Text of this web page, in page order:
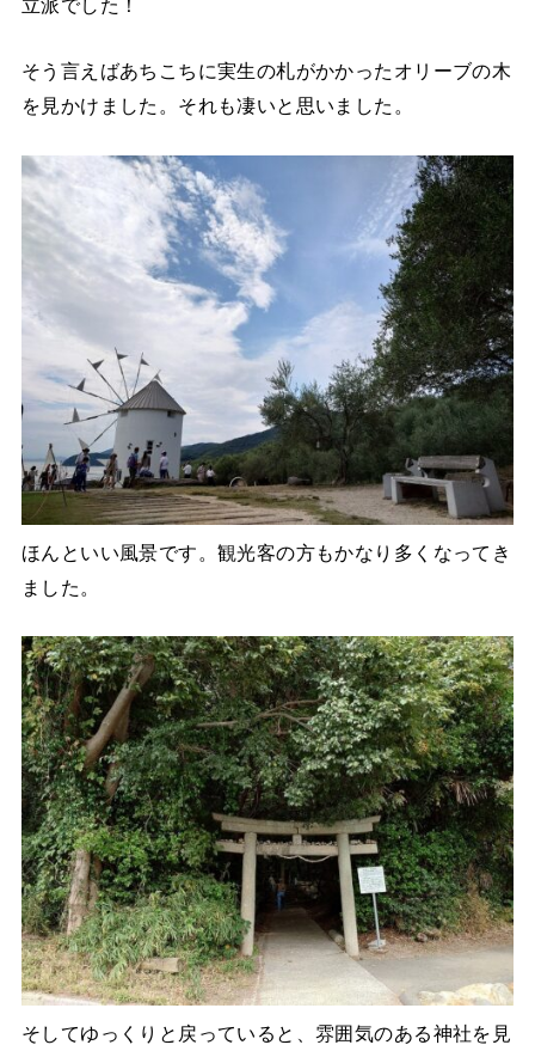
立派でした！
そう言えばあちこちに実生の札がかかったオリーブの木
を見かけました。それも凄いと思いました。
ほんといい風景です。観光客の方もかなり多くなってき
ました。
そしてゆっくりと戻っていると、雰囲気のある神社を見